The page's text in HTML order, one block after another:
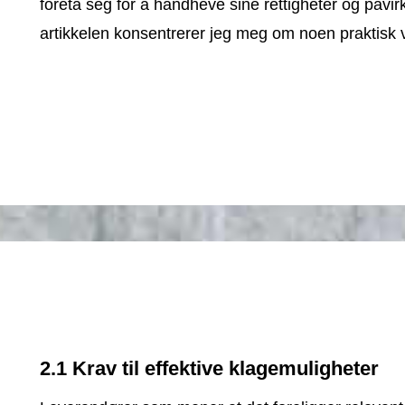
foreta seg for å håndheve sine rettigheter og
artikkelen konsentrerer jeg meg om noen
2.1 Krav til effektive klagemuligheter